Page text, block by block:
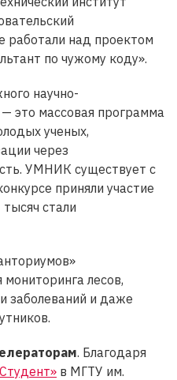
работали над проектом
по чужому коду».
научно-
это массовая программа
ученых,
через
УМНИК существует с
приняли участие
стали
лесов,
заболеваний и даже
. Благодаря
в МГТУ им.